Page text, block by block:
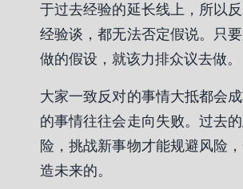
于过去经验的延长线上，所以
经验谈，都无法否定假说。只
做的假设，就该力排众议去做。
大家一致反对的事情大抵都会
的事情往往会走向失败。过去
险，挑战新事物才能规避风险
造未来的。